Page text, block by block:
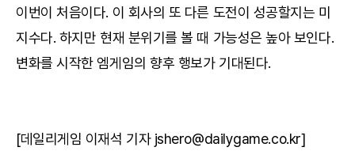
이번이 처음이다. 이 회사의 또 다른 도전이 성공할지는 미
지수다. 하지만 현재 분위기를 볼 때 가능성은 높아 보인다.
변화를 시작한 엠게임의 향후 행보가 기대된다.
[데일리게임 이재석 기자 jshero@dailygame.co.kr]